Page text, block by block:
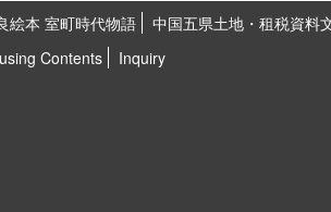
絵本 室町時代物語
中国五県土地・租税資料
Contents
Inquiry